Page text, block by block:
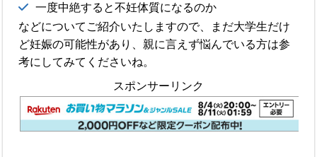
一度中絶すると不妊体質になるのか
などについてご紹介いたしますので、まだ大学生だけ
ど妊娠の可能性があり、親に言えず悩んでいる方は参
考にしてみてくださいね。
スポンサーリンク